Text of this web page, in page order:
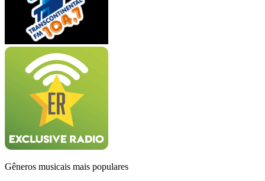
Gêneros musicais mais populares